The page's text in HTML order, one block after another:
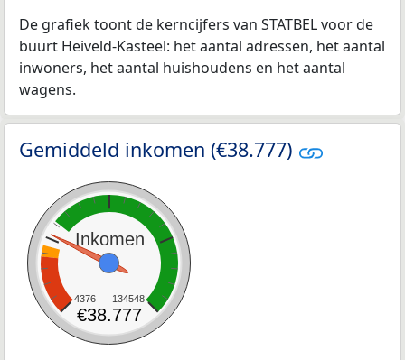
De grafiek toont de kerncijfers van STATBEL voor de
buurt Heiveld-Kasteel: het aantal adressen, het aantal
inwoners, het aantal huishoudens en het aantal
wagens.
Gemiddeld inkomen (€38.777)
Inkomen
4376 134548
€38.777